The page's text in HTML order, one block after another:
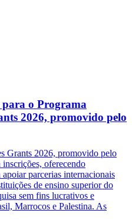
para o Programa
2026, promovido pelo
Grants 2026, promovido pelo
oferecendo
parcerias internacionais
de ensino superior do
sem fins lucrativos e
Marrocos e Palestina. As